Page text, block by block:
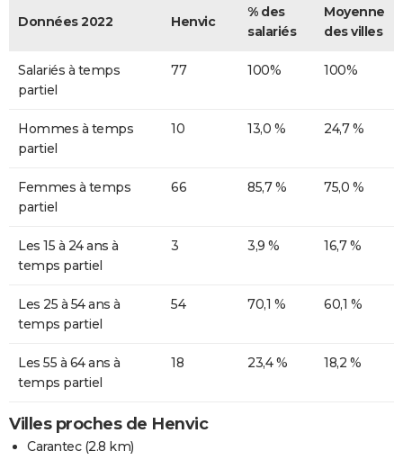
Données 2022 Henvic
% des
salariés
Moyenne
des villes
Salariés à temps
partiel
77 100% 100%
Hommes à temps
partiel
10 13,0 % 24,7 %
Femmes à temps
partiel
66 85,7 % 75,0 %
Les 15 à 24 ans à
temps partiel
3 3,9 % 16,7 %
Les 25 à 54 ans à
temps partiel
54 70,1 % 60,1 %
Les 55 à 64 ans à
temps partiel
18 23,4 % 18,2 %
Villes proches de Henvic
Carantec(2.8 km)